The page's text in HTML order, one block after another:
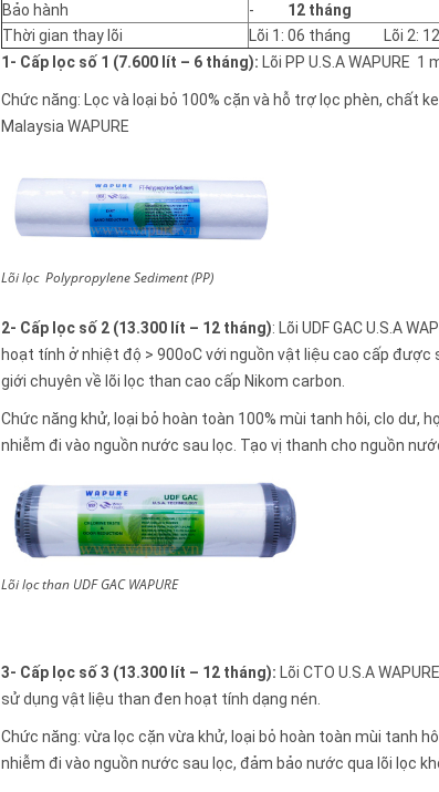
Bảo hành
-
12 tháng
Thời gian thay lõi
Lõi 1: 06 tháng Lõi 2:
1- Cấp lọc số 1 (7.600 lít – 6 tháng): Lõi PP U.S.A WAPURE
Chức năng: Lọc và loại bỏ 100% cặn và hỗ trợ lọc phèn, chất
Malaysia WAPURE
Lõi lọc Polypropylene Sediment (PP)
2- Cấp lọc số 2 (13.300 lít – 12 tháng): Lõi UDF GAC U.S.A
hoạt tính ở nhiệt độ > 900oC với nguồn vật liệu cao cấp
giới chuyên về lõi lọc than cao cấp Nikom carbon.
Chức năng khử, loại bỏ hoàn toàn 100% mùi tanh hôi, clo dư,
nhiễm đi vào nguồn nước sau lọc. Tạo vị thanh cho nguồn
Lõi lọc than UDF GAC WAPURE
3- Cấp lọc số 3 (13.300 lít – 12 tháng): Lõi CTO U.S.A
sử dụng vật liệu than đen hoạt tính dạng nén.
Chức năng: vừa lọc cặn vừa khử, loại bỏ hoàn toàn mùi tanh
nhiễm đi vào nguồn nước sau lọc, đảm bảo nước qua lõi lọc